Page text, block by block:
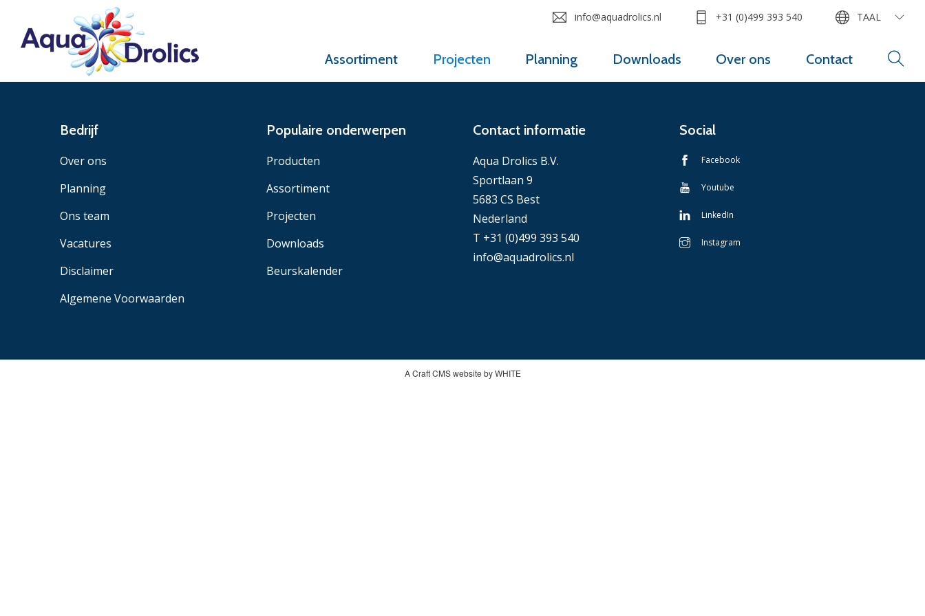
Assortiment Projecten Planning Downloads Over ons Contact
info@aquadrolics.nl +31 (0)499 393 540 TAAL
Bedrijf
Over ons
Planning
Ons team
Vacatures
Disclaimer
Algemene Voorwaarden
Populaire onderwerpen
Producten
Assortiment
Projecten
Downloads
Beurskalender
Contact informatie
Aqua Drolics B.V.
Sportlaan 9
5683 CS Best
Nederland
T +31 (0)499 393 540
info@aquadrolics.nl
Social
Facebook
Youtube
LinkedIn
Instagram
A Craft CMS website by WHITE